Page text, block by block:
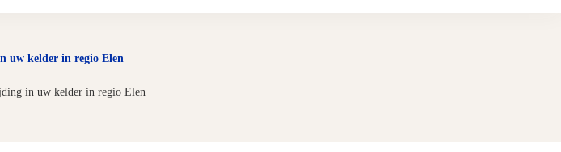
uw kelder in regio Elen
in uw kelder in regio Elen